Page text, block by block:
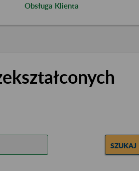
Obsługa Klienta
SZUKAJ